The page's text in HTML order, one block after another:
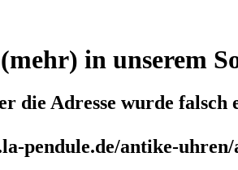
in unserem
Adresse wurde falsch
pendule.de/antike-